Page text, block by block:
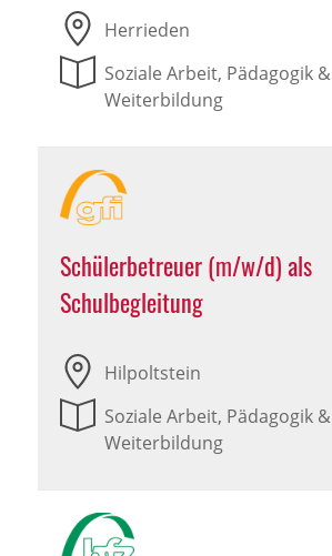
Herrieden
Soziale Arbeit, Pädagogik &
Weiterbildung
Schülerbetreuer (m/w/d) als
Schulbegleitung
Hilpoltstein
Soziale Arbeit, Pädagogik &
Weiterbildung